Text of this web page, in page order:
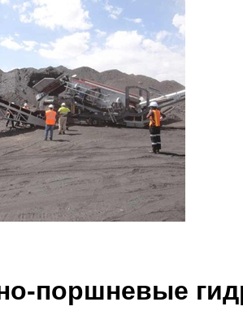
поршневые